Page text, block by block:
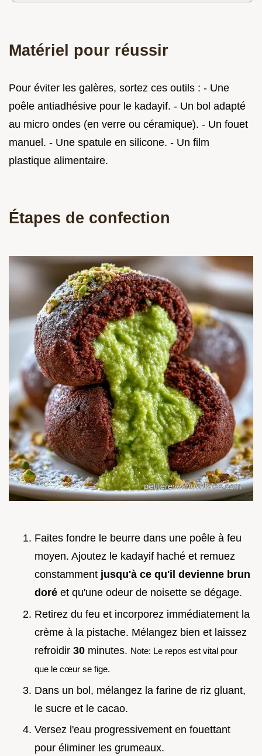
Matériel pour réussir
Pour éviter les galères, sortez ces outils : - Une
poêle antiadhésive pour le kadayif. - Un bol adapté
au micro ondes (en verre ou céramique). - Un fouet
manuel. - Une spatule en silicone. - Un film
plastique alimentaire.
Étapes de confection
Faites fondre le beurre dans une poêle à feu
moyen. Ajoutez le kadayif haché et remuez
constamment jusqu'à ce qu'il devienne brun
doré et qu'une odeur de noisette se dégage.
Retirez du feu et incorporez immédiatement la
crème à la pistache. Mélangez bien et laissez
refroidir 30 minutes. Note: Le repos est vital pour
que le cœur se fige.
Dans un bol, mélangez la farine de riz gluant,
le sucre et le cacao.
Versez l'eau progressivement en fouettant
pour éliminer les grumeaux.